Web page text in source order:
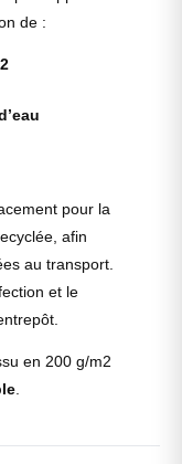
de :
pour la
afin
au transport.
et le
en 200 g/m2